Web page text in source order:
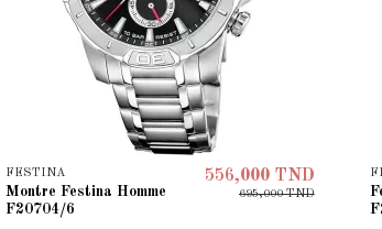
FESTINA
Montre Festina Homme
F20704/6
556,000 TND
695,000 TND